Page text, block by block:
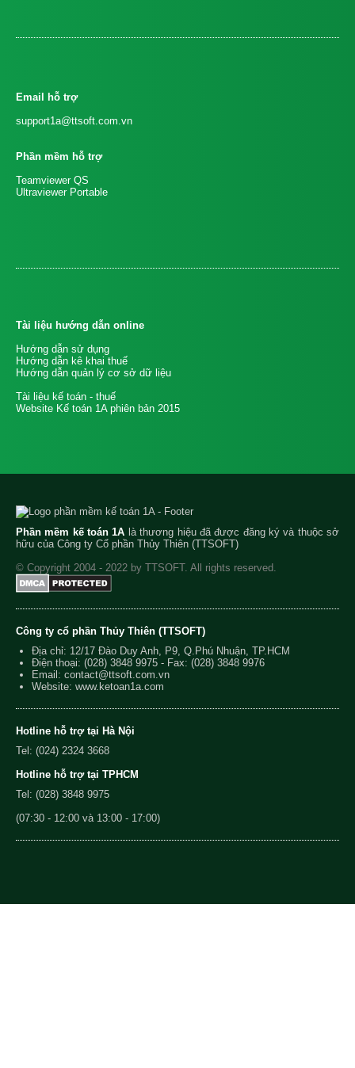
Email hỗ trợ
support1a@ttsoft.com.vn
Phần mềm hỗ trợ
Teamviewer QS
Ultraviewer Portable
Tài liệu hướng dẫn online
Hướng dẫn sử dụng
Hướng dẫn kê khai thuế
Hướng dẫn quản lý cơ sở dữ liệu
Tài liệu kế toán - thuế
Website Kế toán 1A phiên bản 2015
Phần mềm kế toán 1A là thương hiệu đã được đăng ký và thuộc sở
hữu của Công ty Cổ phần Thủy Thiên (TTSOFT)
© Copyright 2004 - 2022 by TTSOFT. All rights reserved.
Công ty cổ phần Thủy Thiên (TTSOFT)
Địa chỉ: 12/17 Đào Duy Anh, P9, Q.Phú Nhuận, TP.HCM
Điện thoại: (028) 3848 9975 - Fax: (028) 3848 9976
Email: contact@ttsoft.com.vn
Website: www.ketoan1a.com
Hotline hỗ trợ tại Hà Nội
Tel: (024) 2324 3668
Hotline hỗ trợ tại TPHCM
Tel: (028) 3848 9975
(07:30 - 12:00 và 13:00 - 17:00)